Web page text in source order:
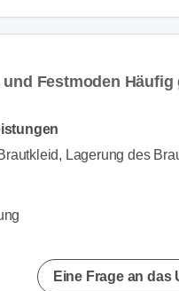
und Festmoden
Lagerung des
Eine Frage an das